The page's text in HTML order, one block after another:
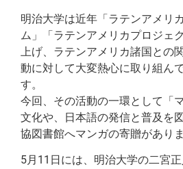
明治大学は近年「ラテンアメリ
ム」「ラテンアメリカプロジェ
上げ、ラテンアメリカ諸国との
動に対して大変熱心に取り組ん
す。
今回、その活動の一環として「
文化や、日本語の発信と普及を
協図書館へマンガの寄贈がありま
5月11日には、明治大学の二宮正